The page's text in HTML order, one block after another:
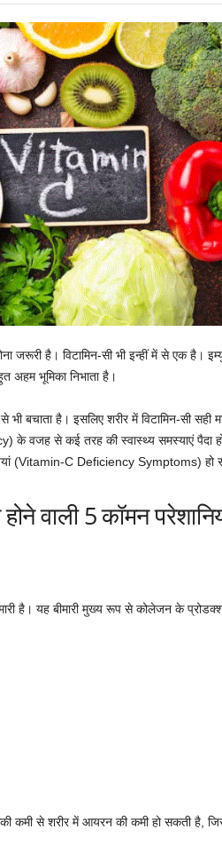
जरूरी है। विटामिन-सी भी इन्हीं में से एक है।
अहम भूमिका निभाता है।
बचाता है। इसलिए शरीर में विटामिन-सी सही
के वजह से कई तरह की स्वास्थ्य समस्याएं पैदा
(Vitamin-C Deficiency Symptoms) हो
वाली 5 कॉमन
है। यह बीमारी मुख्य रूप से कोलेजन के
कमी से शरीर में आयरन की कमी हो सकती है,